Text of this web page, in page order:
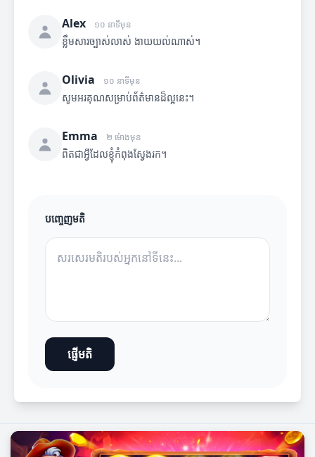
Alex ១០ នាទីមុន
ខ្លឹមសារច្បាស់លាស់ ងាយយល់ណាស់។
Olivia ១០ នាទីមុន
សូមអរគុណសម្រាប់ព័ត៌មានដ៏ល្អនេះ។
Emma ២ ម៉ោងមុន
ពិតជាអ្វីដែលខ្ញុំកំពុងស្វែងរក។
បញ្ចេញមតិ
ផ្ញើមតិ